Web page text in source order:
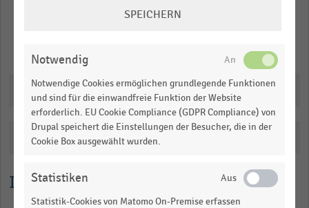
Lesehilfe
1.099665.
data
Downloads
Katalogisierung
SPEICHERN
Notwendig
Notwendige Cookies ermöglichen grundlegende Funktionen
und sind für die einwandfreie Funktion der Website
erforderlich. EU Cookie Compliance (GDPR Compliance) von
Drupal speichert die Einstellungen der Besucher, die in der
Cookie Box ausgewählt wurden.
Statistiken
Statistik-Cookies von Matomo On-Premise erfassen